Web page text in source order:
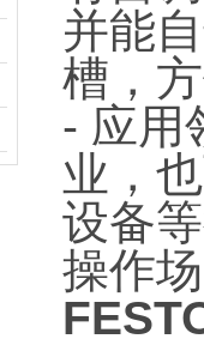
并能
槽，
- 应用
业，
设备
操作